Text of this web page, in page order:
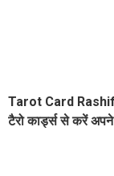
Tarot Card
टैरो कार्ड्स से करें अपने